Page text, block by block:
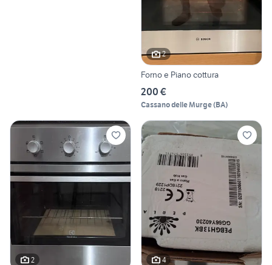
2
Forno e Piano cottura
200 €
Cassano delle Murge(BA)
2 4